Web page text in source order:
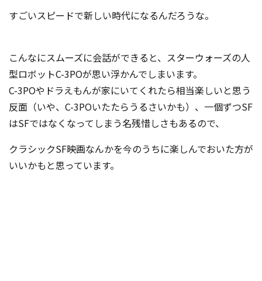
マーケットデータト情報を「Koubo」に無料で
紹介させていただきます
掲載内容のご確認はこちら
すごいスピードで新しい時代になるんだろうな。
こんなにスムーズに会話ができると、スターウォーズの人
型ロボットC-3POが思い浮かんでしまいます。
C-3POやドラえもんが家にいてくれたら相当楽しいと思う
反面（いや、C-3POいたたらうるさいかも）、一個ずつSF
はSFではなくなってしまう名残惜しさもあるので、
クラシックSF映画なんかを今のうちに楽しんでおいた方が
いいかもと思っています。